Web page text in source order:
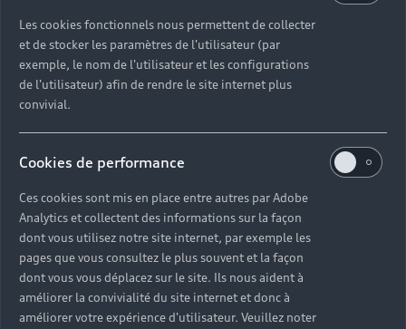
Les cookies fonctionnels nous permettent de collecter
et de stocker les paramètres de l'utilisateur (par
exemple, le nom de l'utilisateur et les configurations
de l'utilisateur) afin de rendre le site internet plus
convivial.
Cookies de performance
Ces cookies sont mis en place entre autres par Adobe
Analytics et collectent des informations sur la façon
dont vous utilisez notre site internet, par exemple les
pages que vous consultez le plus souvent et la façon
dont vous vous déplacez sur le site. Ils nous aident à
améliorer la convivialité du site internet et donc à
améliorer votre expérience d'utilisateur. Veuillez noter